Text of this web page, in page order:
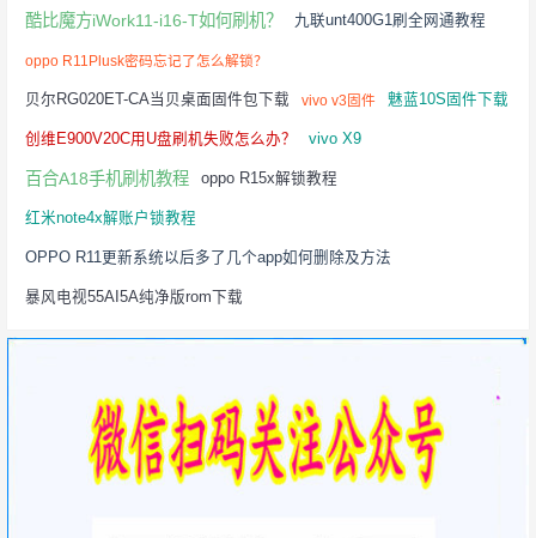
酷比魔方iWork11-i16-T如何刷机？ 九联unt400G1刷全网通教程
oppo R11Plusk密码忘记了怎么解锁？
贝尔RG020ET-CA当贝桌面固件包下载 vivo v3固件 魅蓝10S固件下载
创维E900V20C用U盘刷机失败怎么办？ vivo X9
百合A18手机刷机教程 oppo R15x解锁教程
红米note4x解账户锁教程
OPPO R11更新系统以后多了几个app如何删除及方法
暴风电视55AI5A纯净版rom下载